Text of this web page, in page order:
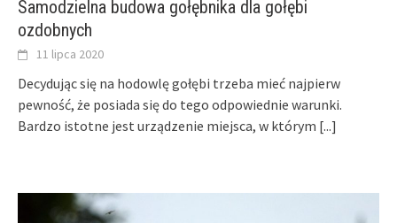
Samodzielna budowa gołębnika dla gołębi
ozdobnych
11 lipca 2020
Decydując się na hodowlę gołębi trzeba mieć najpierw
pewność, że posiada się do tego odpowiednie warunki.
Bardzo istotne jest urządzenie miejsca, w którym [...]